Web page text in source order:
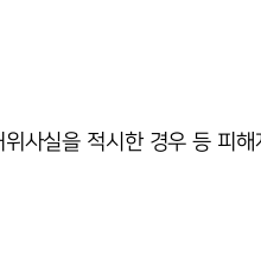
사실을 적시한 경우 등 피